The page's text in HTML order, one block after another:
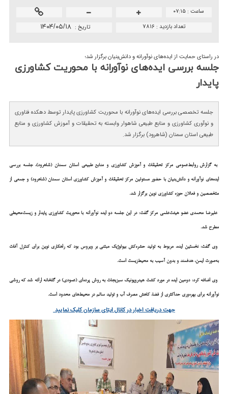
ساعت : ۰۷:۱۵
تاريخ : ۱۴۰۴/۰۵/۱۸ تعداد بازدید : 7816
در راستای حمایت از ایده‌های نوآورانه و دانش‌بنیان برگزار شد؛
جلسه بررسی ایده‌های نوآورانه با محوریت كشاورزی
پایدار
جلسه تخصصی بررسی ایده‌های نوآورانه با محوریت کشاورزی پایدار توسط دهکده فناوری
و نوآوری کشاورزی و منابع طبیعی شاهوار وابسته به تحقیقات و آموزش کشاورزی و منابع
طبیعی استان سمنان (شاهرود) برگزار شد.
به گزارش روابط‌عمومی مرکز تحقیقات و آموزش کشاورزی و منابع طبیعی استان سمنان (شاهرود)، جلسه بررسی
ایده‌های نوآورانه و دانش‌بنیان با حضور مسئولین مرکز تحقیقات و آموزش کشاورزی استان سمنان (شاهرود) و جمعی از
متخصصین و فعالان حوزه کشاورزی نوین برگزار شد.
علیرضا محمدی عضو هیئت‌علمی مرکز گفت: در این جلسه دو ایده نوآورانه با محوریت کشاورزی پایدار و زیست‌محیطی
مطرح شد.
وی گفت: نخستین ایده، مربوط به تولید حشره‌کش بیولوژیک مبتنی بر ویروس بود که راهکاری نوین برای کنترل آفات
به‌صورت ایمن، هدفمند و بدون آسیب به محیط‌زیست است.
وی اضافه کرد: دومین ایده در مورد کشت هیدروپونیک سبزیجات به روش پرده‌ای (عمودی) در گلخانه ارائه شد که روشی
نوآورانه برای بهره‌وری حداکثری از فضا، کاهش مصرف آب و تولید سالم در محیط‌های محدود است.
جهت دریافت اخبار در کانال ایتای سازمان کلیک نمایید